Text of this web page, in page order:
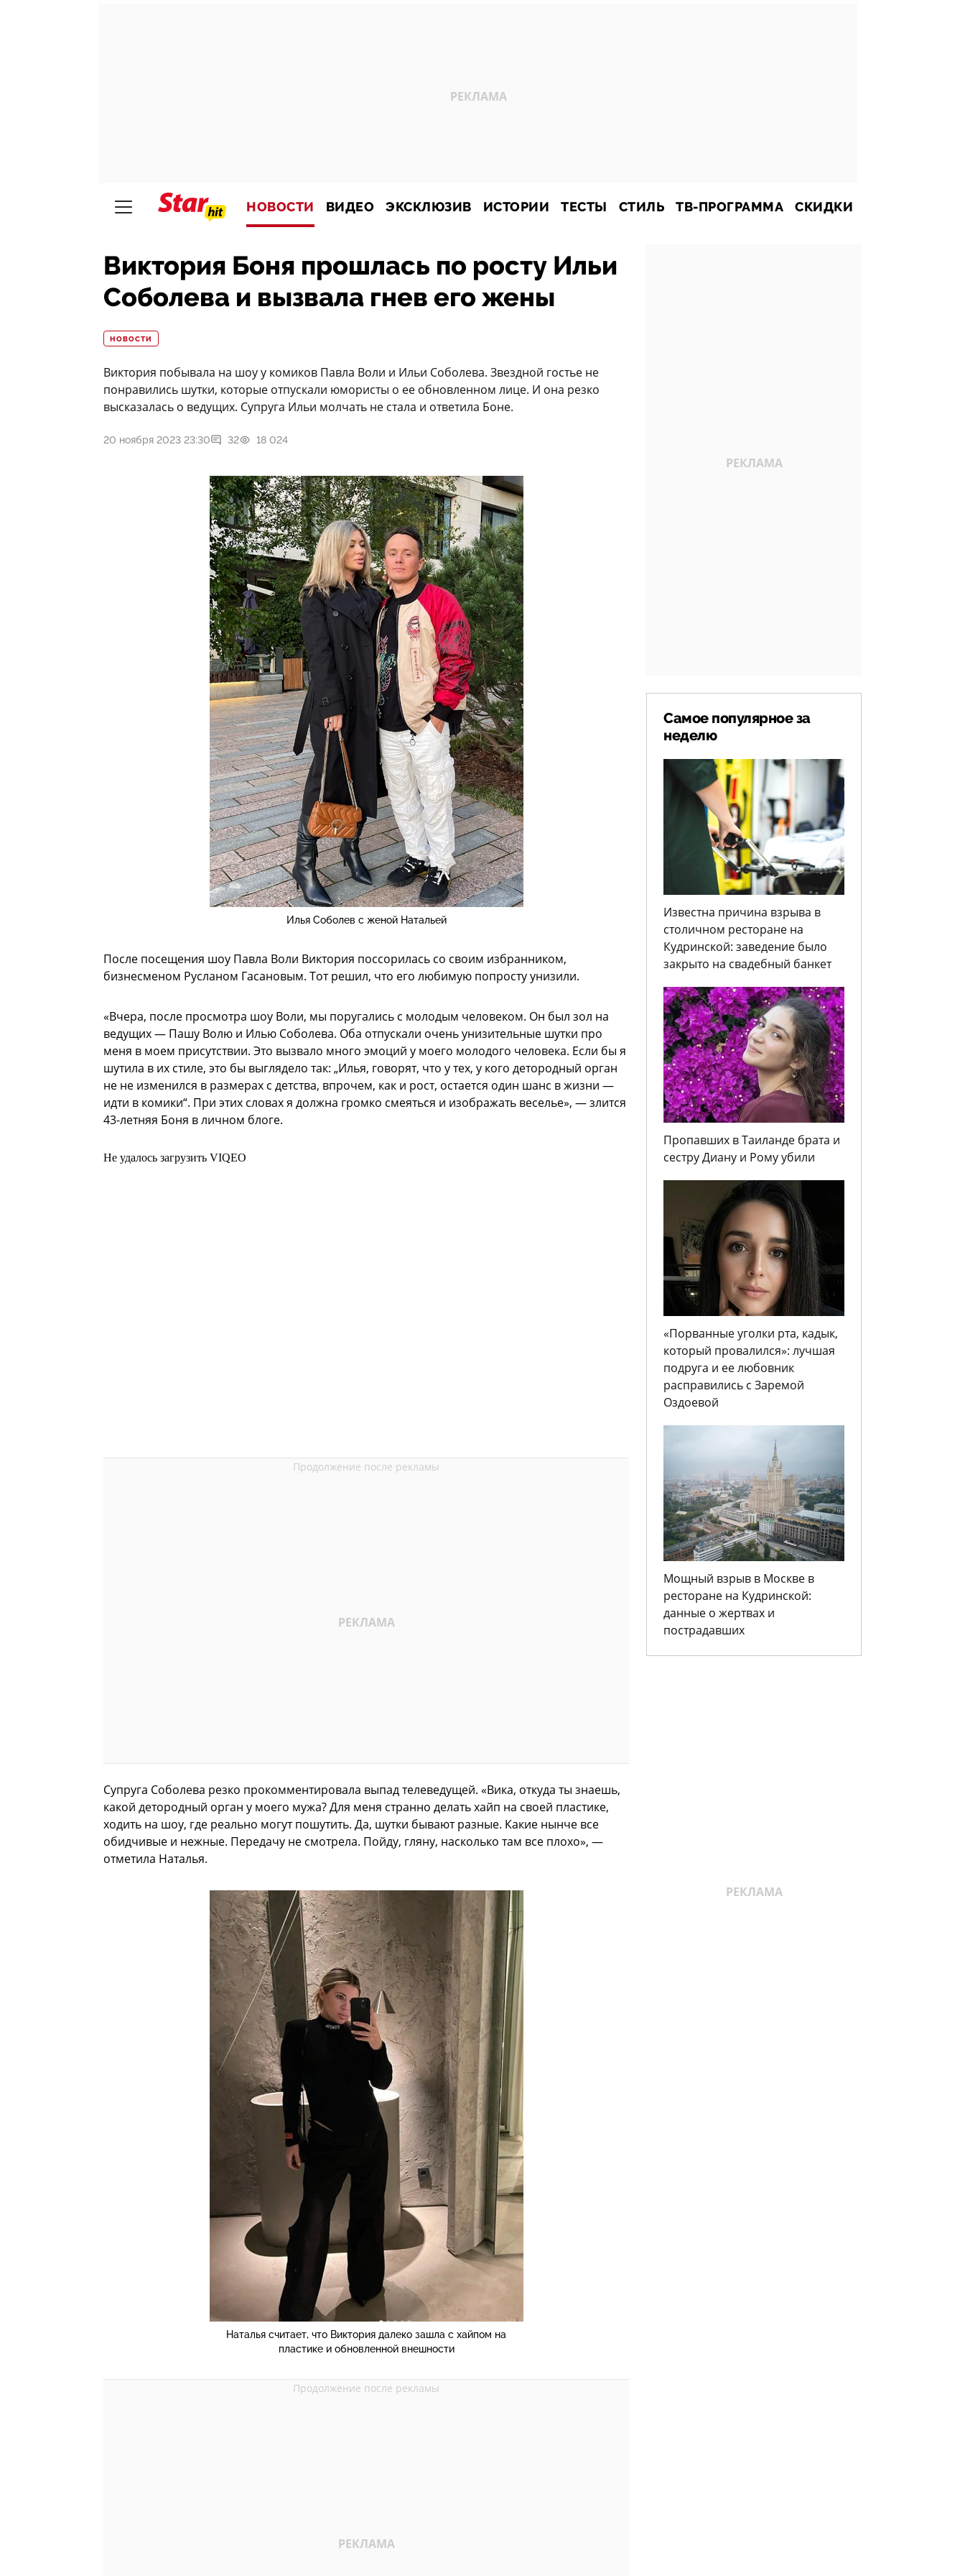
НОВОСТИ ВИДЕО ЭКСКЛЮЗИВ ИСТОРИИ ТЕСТЫ СТИЛЬ ТВ-ПРОГРАММА СКИДКИ
Виктория Боня прошлась по росту Ильи
Соболева и вызвала гнев его жены
НОВОСТИ
Виктория побывала на шоу у комиков Павла Воли и Ильи Соболева. Звездной гостье не
понравились шутки, которые отпускали юмористы о ее обновленном лице. И она резко
высказалась о ведущих. Супруга Ильи молчать не стала и ответила Боне.
20 ноября 2023 23:30 32 18 024
Илья Соболев с женой Натальей
После посещения шоу Павла Воли Виктория поссорилась со своим избранником,
бизнесменом Русланом Гасановым. Тот решил, что его любимую попросту унизили.
«Вчера, после просмотра шоу Воли, мы поругались с молодым человеком. Он был зол на
ведущих — Пашу Волю и Илью Соболева. Оба отпускали очень унизительные шутки про
меня в моем присутствии. Это вызвало много эмоций у моего молодого человека. Если бы я
шутила в их стиле, это бы выглядело так: „Илья, говорят, что у тех, у кого детородный орган
не не изменился в размерах с детства, впрочем, как и рост, остается один шанс в жизни —
идти в комики“. При этих словах я должна громко смеяться и изображать веселье», — злится
43-летняя Боня в личном блоге.
Не удалось загрузить VIQEO
Супруга Соболева резко прокомментировала выпад телеведущей. «Вика, откуда ты знаешь,
какой детородный орган у моего мужа? Для меня странно делать хайп на своей пластике,
ходить на шоу, где реально могут пошутить. Да, шутки бывают разные. Какие нынче все
обидчивые и нежные. Передачу не смотрела. Пойду, гляну, насколько там все плохо», —
отметила Наталья.
Наталья считает, что Виктория далеко зашла с хайпом на
пластике и обновленной внешности
Самое популярное за
неделю
Известна причина взрыва в
столичном ресторане на
Кудринской: заведение было
закрыто на свадебный банкет
Пропавших в Таиланде брата и
сестру Диану и Рому убили
«Порванные уголки рта, кадык,
который провалился»: лучшая
подруга и ее любовник
расправились с Заремой
Оздоевой
Мощный взрыв в Москве в
ресторане на Кудринской:
данные о жертвах и
пострадавших